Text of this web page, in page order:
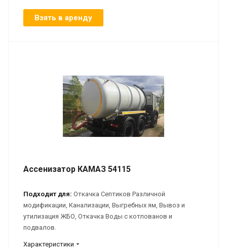
Взять в аренду
Ассенизатор КАМАЗ 54115
Подходит для: Откачка Септиков Различной
модификации, Канализации, Выгребных ям, Вывоз и
утилизация ЖБО, Откачка Воды с котлованов и
подвалов.
Характеристики